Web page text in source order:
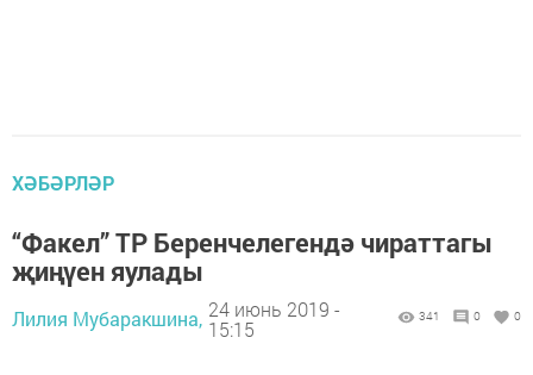
ХӘБӘРЛӘР
“Факел” ТР Беренчелегендә чираттагы
җиңүен яулады
Лилия Мубаракшина, 24 июнь 2019 -
15:15
341 0 0